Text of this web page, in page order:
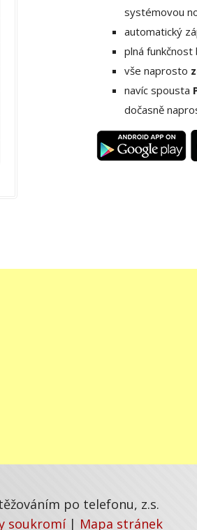
systémovou
automatický
plná
vše naprosto
navíc spousta
dočasně
po telefonu, z.s.
soukromí | Mapa stránek